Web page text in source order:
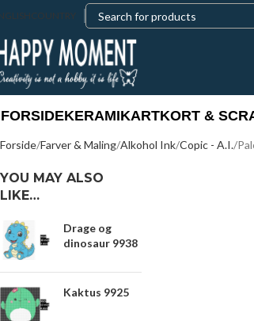
COUNTRY
FORSIDEKERAMIKARTKORT &
Forside Farver & Maling Alkohol Ink Copic - A.I.
YOU MAY ALSO
LIKE…
Drage og
dinosaur 9938
Kaktus 9925